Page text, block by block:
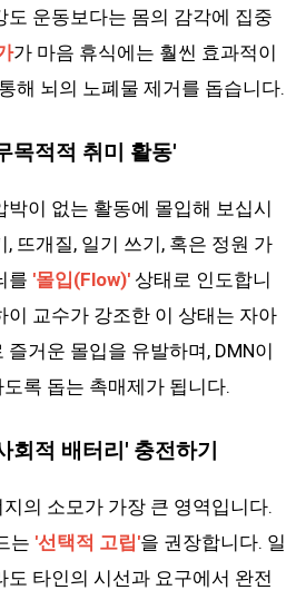
도 운동보다는 몸의 감각에 집중
가 마음 휴식에는 훨씬 효과적이
해 뇌의 노폐물 제거를 돕습니다.
목적적 취미 활동'
박이 없는 활동에 몰입해 보십시
뜨개질, 일기 쓰기, 혹은 정원 가
를 '몰입(Flow)' 상태로 인도합니
이 교수가 강조한 이 상태는 자아
거운 몰입을 유발하며, DMN이
록 돕는 촉매제가 됩니다.
회적 배터리' 충전하기
의 소모가 가장 큰 영역입니다.
는 '선택적 고립'을 권장합니다. 일
도 타인의 시선과 요구에서 완전